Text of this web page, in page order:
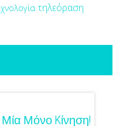
τηλεόραση
Μόνο Kίνηση!